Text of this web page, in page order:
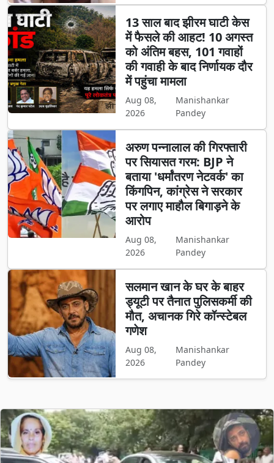
13 साल बाद झीरम घाटी केस
में फैसले की आहट! 10 अगस्त
को अंतिम बहस, 101 गवाहों
की गवाही के बाद निर्णायक दौर
में पहुंचा मामला
Aug 08,
2026
Manishankar
Pandey
अरुण पन्नालाल की गिरफ्तारी
पर सियासत गरम: BJP ने
बताया 'धर्मांतरण नेटवर्क' का
किंगपिन, कांग्रेस ने सरकार
पर लगाए माहौल बिगाड़ने के
आरोप
Aug 08,
2026
Manishankar
Pandey
सलमान खान के घर के बाहर
ड्यूटी पर तैनात पुलिसकर्मी की
मौत, अचानक गिरे कॉन्स्टेबल
गणेश
Aug 08,
2026
Manishankar
Pandey